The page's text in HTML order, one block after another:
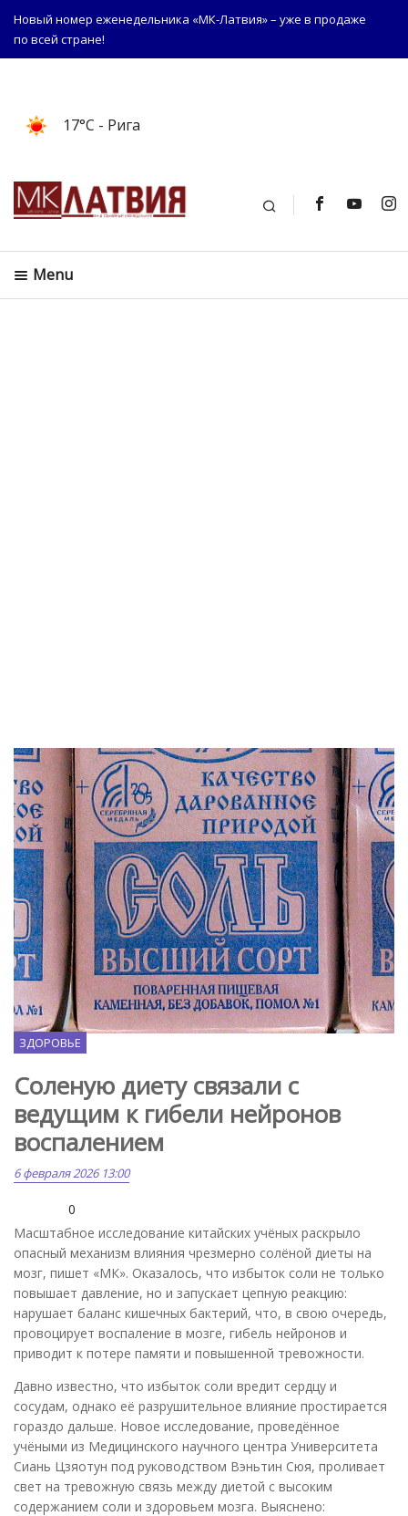
Новый номер еженедельника «МК-Латвия» – уже в продаже
по всей стране!
17°C - Рига
Поиск
Menu
МК.ru
ЗДОРОВЬЕ
Соленую диету связали с
ведущим к гибели нейронов
воспалением
6 февраля 2026 13:00
0
Масштабное исследование китайских учёных раскрыло
опасный механизм влияния чрезмерно солёной диеты на
мозг, пишет «МК». Оказалось, что избыток соли не только
повышает давление, но и запускает цепную реакцию:
нарушает баланс кишечных бактерий, что, в свою очередь,
провоцирует воспаление в мозге, гибель нейронов и
приводит к потере памяти и повышенной тревожности.
Давно известно, что избыток соли вредит сердцу и
сосудам, однако её разрушительное влияние простирается
гораздо дальше. Новое исследование, проведённое
учёными из Медицинского научного центра Университета
Сиань Цзяотун под руководством Вэньтин Сюя, проливает
свет на тревожную связь между диетой с высоким
содержанием соли и здоровьем мозга. Выяснено: